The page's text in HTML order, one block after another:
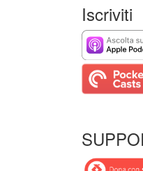
Iscriviti